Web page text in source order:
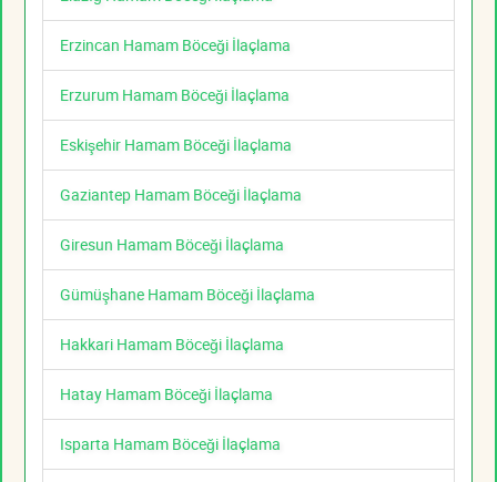
Erzincan Hamam Böceği İlaçlama
Erzurum Hamam Böceği İlaçlama
Eskişehir Hamam Böceği İlaçlama
Gaziantep Hamam Böceği İlaçlama
Giresun Hamam Böceği İlaçlama
Gümüşhane Hamam Böceği İlaçlama
Hakkari Hamam Böceği İlaçlama
Hatay Hamam Böceği İlaçlama
Isparta Hamam Böceği İlaçlama